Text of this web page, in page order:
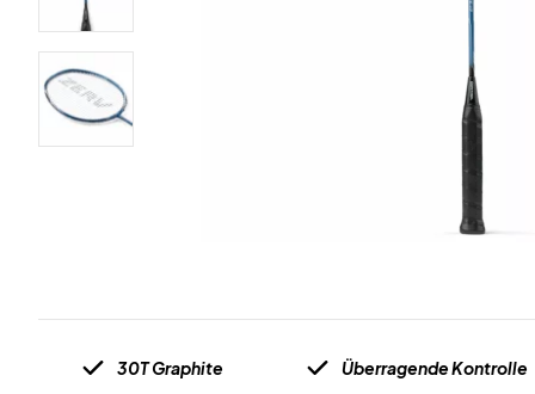
30T Graphite Überragende Kontrolle